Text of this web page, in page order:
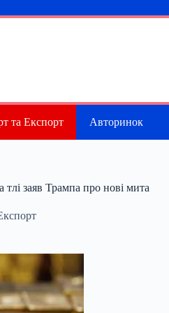
та Експорт Авторинок
заяв Трампа про нові мита